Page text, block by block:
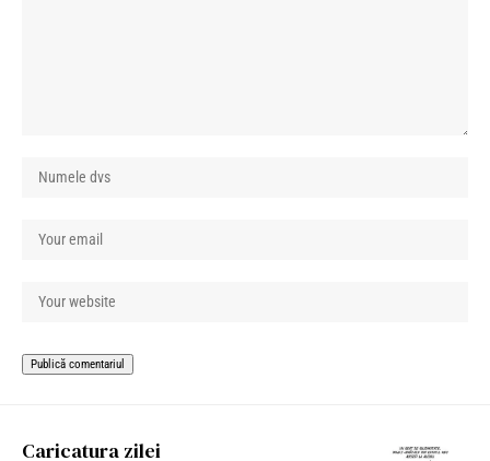
Caricatura zilei